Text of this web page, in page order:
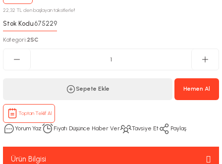
22,32 TL den başlayan taksitlerle!!
Stok Kodu:675229
Kategori:2SC
Sepete Ekle Hemen Al
Toptan Teklif Al
Yorum Yaz Fiyatı Düşünce Haber Ver Tavsiye Et Paylaş
Ürün Bilgisi